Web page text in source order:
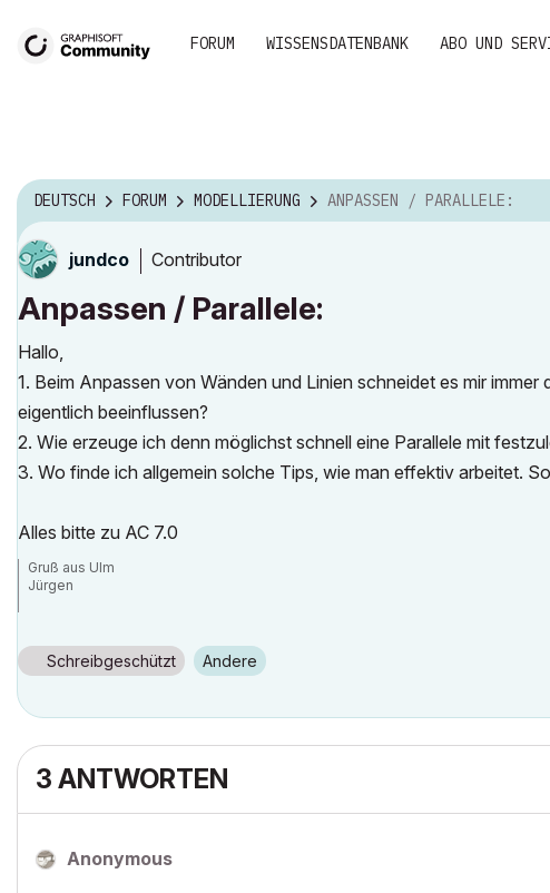
FORUM WISSENSDATENBANK ABO UND
DEUTSCH FORUM MODELLIERUNG ANPASSEN / PARALLELE:
jundco Contributor
Anpassen / Parallele:
Hallo,
1. Beim Anpassen von Wänden und Linien schneidet es mir
eigentlich beeinflussen?
2. Wie erzeuge ich denn möglichst schnell eine Parallele mit
3. Wo finde ich allgemein solche Tips, wie man effektiv arbeitet.
Alles bitte zu AC 7.0
Gruß aus Ulm
Jürgen
Schreibgeschützt Andere
3 ANTWORTEN
Anonymous